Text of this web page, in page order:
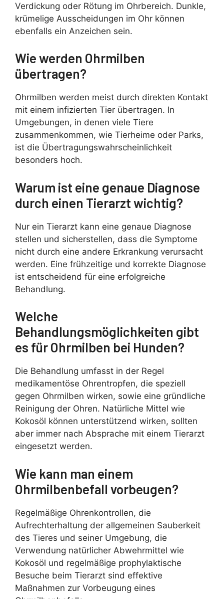
Verdickung oder Rötung im Ohrbereich. Dunkle,
krümelige Ausscheidungen im Ohr können
ebenfalls ein Anzeichen sein.
Wie werden Ohrmilben
übertragen?
Ohrmilben werden meist durch direkten Kontakt
mit einem infizierten Tier übertragen. In
Umgebungen, in denen viele Tiere
zusammenkommen, wie Tierheime oder Parks,
ist die Übertragungswahrscheinlichkeit
besonders hoch.
Warum ist eine genaue Diagnose
durch einen Tierarzt wichtig?
Nur ein Tierarzt kann eine genaue Diagnose
stellen und sicherstellen, dass die Symptome
nicht durch eine andere Erkrankung verursacht
werden. Eine frühzeitige und korrekte Diagnose
ist entscheidend für eine erfolgreiche
Behandlung.
Welche
Behandlungsmöglichkeiten gibt
es für Ohrmilben bei Hunden?
Die Behandlung umfasst in der Regel
medikamentöse Ohrentropfen, die speziell
gegen Ohrmilben wirken, sowie eine gründliche
Reinigung der Ohren. Natürliche Mittel wie
Kokosöl können unterstützend wirken, sollten
aber immer nach Absprache mit einem Tierarzt
eingesetzt werden.
Wie kann man einem
Ohrmilbenbefall vorbeugen?
Regelmäßige Ohrenkontrollen, die
Aufrechterhaltung der allgemeinen Sauberkeit
des Tieres und seiner Umgebung, die
Verwendung natürlicher Abwehrmittel wie
Kokosöl und regelmäßige prophylaktische
Besuche beim Tierarzt sind effektive
Maßnahmen zur Vorbeugung eines